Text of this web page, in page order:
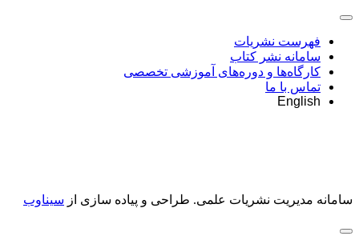
فهرست نشریات
سامانه نشر کتاب
کارگاه‌ها و دوره‌های آموزشی تخصصی
تماس با ما
English
سامانه مدیریت نشریات علمی. طراحی و پیاده سازی از سیناوب